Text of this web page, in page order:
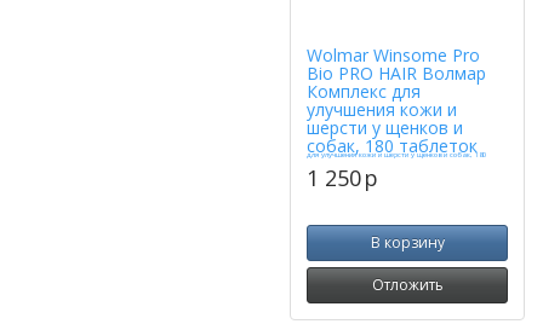
Wolmar Winsome Pro
Bio PRO HAIR Волмар
Комплекс для
улучшения кожи и
шерсти у щенков и
собак, 180 таблеток
1 250p
В корзину
Отложить